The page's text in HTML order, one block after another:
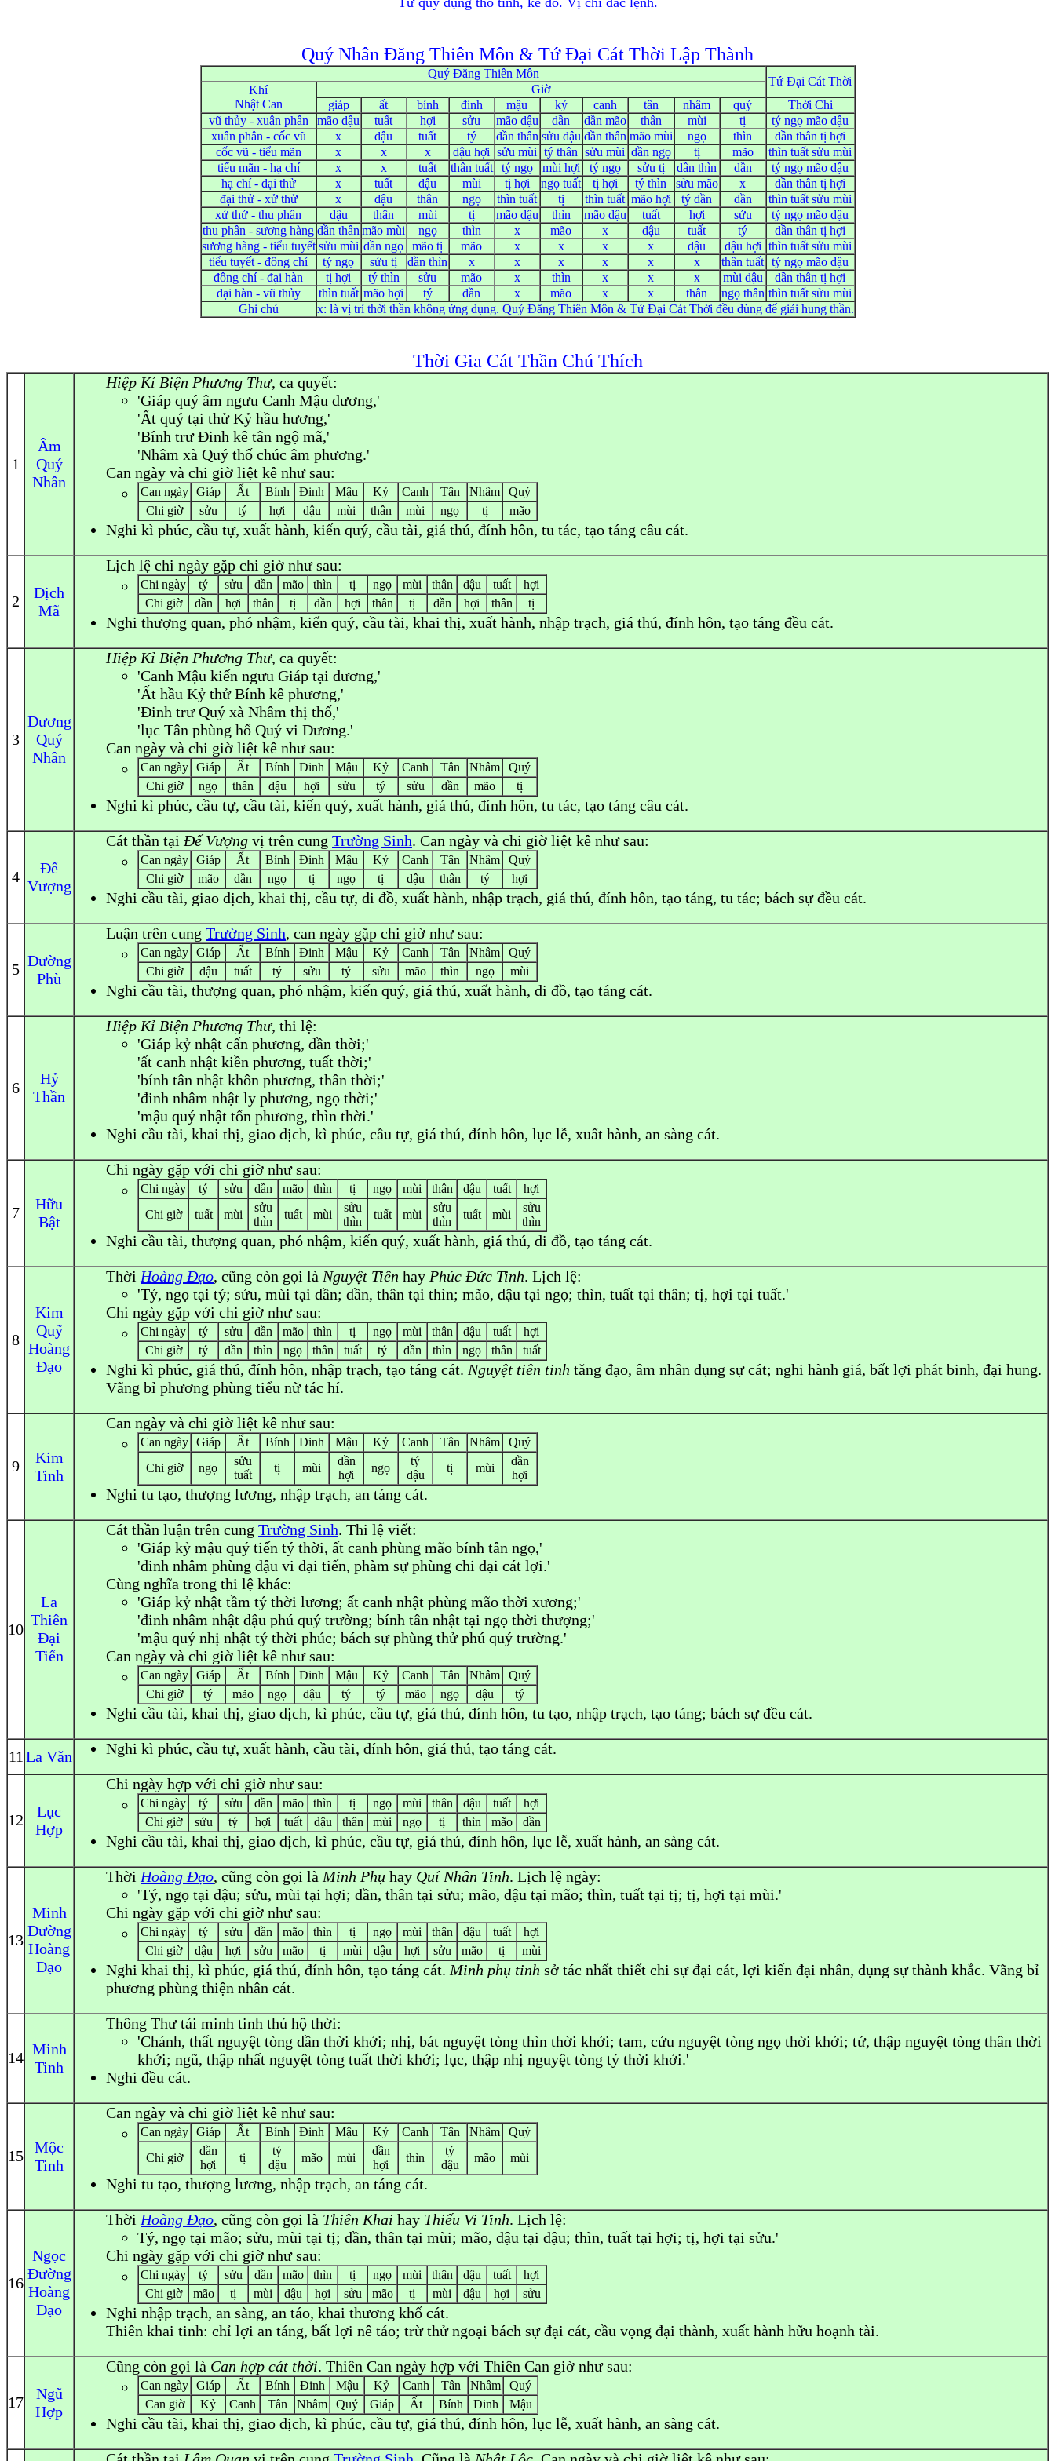
Quý Nhân Đăng Thiên Môn & Tứ Đại Cát Thời Lập Thành
Quý Đăng Thiên Môn
Tứ Đại Cát Thời
Khí
Nhật Can
Giờ
giáp
ất bính đinh mậu kỷ canh tân nhâm quý
Thời Chi
vũ thủy - xuân phân
mão dậu tuất hợi sửu mão dậu dần dần mão thân mùi tị
tý ngọ mão dậu
xuân phân - cốc vũ
x dậu tuất tý dần thân sửu dậu dần thân mão mùi ngọ thìn
dần thân tị hợi
cốc vũ - tiểu mãn
x x x dậu hợi sửu mùi tý thân sửu mùi dần ngọ tị mão
thìn tuất sửu mùi
tiểu mãn - hạ chí
x x tuất thân tuất tý ngọ mùi hợi tý ngọ sửu tị dần thìn dần
tý ngọ mão dậu
hạ chí - đại thử
x tuất dậu mùi tị hợi ngọ tuất tị hợi tý thìn sửu mão x
dần thân tị hợi
đại thử - xử thử
x dậu thân ngọ thìn tuất tị thìn tuất mão hợi tý dần dần
thìn tuất sửu mùi
xử thử - thu phân
dậu thân mùi tị mão dậu thìn mão dậu tuất hợi sửu
tý ngọ mão dậu
thu phân - sương hàng dần thân mão mùi ngọ thìn x mão x dậu tuất tý
dần thân tị hợi
sương hàng - tiểu tuyết sửu mùi dần ngọ mão tị mão x x x x dậu dậu hợi thìn tuất sửu mùi
tiểu tuyết - đông chí
tý ngọ sửu tị dần thìn x x x x x x thân tuất tý ngọ mão dậu
đông chí - đại hàn
tị hợi tý thìn sửu mão x thìn x x x mùi dậu
dần thân tị hợi
đại hàn - vũ thủy
thìn tuất mão hợi tý dần x mão x x thân ngọ thân thìn tuất sửu mùi
Ghi chú
x: là vị trí thời thần không ứng dụng. Quý Đăng Thiên Môn & Tứ Đại Cát Thời đều dùng để giải hung thần.
Thời Gia Cát Thần Chú Thích
1
Âm
Quý
Nhân
Hiệp Kỉ Biện Phương Thư, ca quyết:
'Giáp quý âm ngưu Canh Mậu dương,'
'Ất quý tại thử Kỷ hầu hương,'
'Bính trư Đinh kê tân ngộ mã,'
'Nhâm xà Quý thố chúc âm phương.'
Can ngày và chi giờ liệt kê như sau:
Can ngày Giáp Ất Bính Đinh Mậu Kỷ Canh Tân Nhâm
Quý
Chi giờ
sửu tý hợi dậu mùi thân mùi ngọ tị mão
Nghi kì phúc, cầu tự, xuất hành, kiến quý, cầu tài, giá thú, đính hôn, tu tác, tạo táng câu cát.
2
Dịch
Mã
Lịch lệ chi ngày gặp chi giờ như sau:
Chi ngày tý sửu dần mão thìn tị ngọ mùi thân dậu tuất
hợi
Chi giờ
dần hợi thân tị dần hợi thân tị dần hợi thân tị
Nghi thượng quan, phó nhậm, kiến quý, cầu tài, khai thị, xuất hành, nhập trạch, giá thú, đính hôn, tạo táng đều cát.
3
Dương
Quý
Nhân
Hiệp Kỉ Biện Phương Thư, ca quyết:
'Canh Mậu kiến ngưu Giáp tại dương,'
'Ất hầu Kỷ thử Bính kê phương,'
'Đinh trư Quý xà Nhâm thị thố,'
'lục Tân phùng hổ Quý vi Dương.'
Can ngày và chi giờ liệt kê như sau:
Can ngày Giáp Ất Bính Đinh Mậu Kỷ Canh Tân Nhâm
Quý
Chi giờ
ngọ thân dậu hợi sửu tý sửu dần mão tị
Nghi kì phúc, cầu tự, cầu tài, kiến quý, xuất hành, giá thú, đính hôn, tu tác, tạo táng câu cát.
4
Đế
Vượng
Cát thần tại Đế Vượng vị trên cung Trường Sinh. Can ngày và chi giờ liệt kê như sau:
Can ngày Giáp Ất Bính Đinh Mậu Kỷ Canh Tân Nhâm
Quý
Chi giờ
mão dần ngọ tị ngọ tị dậu thân tý hợi
Nghi cầu tài, giao dịch, khai thị, cầu tự, di đồ, xuất hành, nhập trạch, giá thú, đính hôn, tạo táng, tu tác; bách sự đều cát.
5 Đường
Phù
Luận trên cung Trường Sinh, can ngày gặp chi giờ như sau:
Can ngày Giáp Ất Bính Đinh Mậu Kỷ Canh Tân Nhâm
Quý
Chi giờ
dậu tuất tý sửu tý sửu mão thìn ngọ mùi
Nghi cầu tài, thượng quan, phó nhậm, kiến quý, giá thú, xuất hành, di đồ, tạo táng cát.
6
Hỷ
Thần
Hiệp Kỉ Biện Phương Thư, thi lệ:
'Giáp kỷ nhật cấn phương, dần thời;'
'ất canh nhật kiền phương, tuất thời;'
'bính tân nhật khôn phương, thân thời;'
'đinh nhâm nhật ly phương, ngọ thời;'
'mậu quý nhật tốn phương, thìn thời.'
Nghi cầu tài, khai thị, giao dịch, kì phúc, cầu tự, giá thú, đính hôn, lục lễ, xuất hành, an sàng cát.
7
Hữu
Bật
Chi ngày gặp với chi giờ như sau:
Chi ngày tý sửu dần mão thìn tị ngọ mùi thân dậu tuất
hợi
Chi giờ
tuất mùi
sửu
thìn
tuất mùi
sửu
thìn
tuất mùi
sửu
thìn
tuất mùi
sửu
thìn
Nghi cầu tài, thượng quan, phó nhậm, kiến quý, xuất hành, giá thú, di đồ, tạo táng cát.
8
Kim
Quỹ
Hoàng
Đạo
Thời Hoàng Đạo, cũng còn gọi là Nguyệt Tiên hay Phúc Đức Tinh. Lịch lệ:
'Tý, ngọ tại tý; sửu, mùi tại dần; dần, thân tại thìn; mão, dậu tại ngọ; thìn, tuất tại thân; tị, hợi tại tuất.'
Chi ngày gặp với chi giờ như sau:
Chi ngày tý sửu dần mão thìn tị ngọ mùi thân dậu tuất
hợi
Chi giờ
tý dần thìn ngọ thân tuất tý dần thìn ngọ thân tuất
Nghi kì phúc, giá thú, đính hôn, nhập trạch, tạo táng cát. Nguyệt tiên tinh tăng đạo, âm nhân dụng sự cát; nghi hành giá, bất lợi phát binh, đại hung.
Vãng bỉ phương phùng tiểu nữ tác hí.
9
Kim
Tinh
Can ngày và chi giờ liệt kê như sau:
Can ngày Giáp Ất Bính Đinh Mậu Kỷ Canh Tân Nhâm
Quý
Chi giờ
ngọ
sửu
tuất
tị mùi
dần
hợi
ngọ
tý
dậu
tị mùi
dần
hợi
Nghi tu tạo, thượng lương, nhập trạch, an táng cát.
10
La
Thiên
Đại
Tiến
Cát thần luận trên cung Trường Sinh. Thi lệ viết:
'Giáp kỷ mậu quý tiến tý thời, ất canh phùng mão bính tân ngọ,'
'đinh nhâm phùng dậu vi đại tiến, phàm sự phùng chi đại cát lợi.'
Cùng nghĩa trong thi lệ khác:
'Giáp kỷ nhật tầm tý thời lương; ất canh nhật phùng mão thời xương;'
'đinh nhâm nhật dậu phú quý trường; bính tân nhật tại ngọ thời thượng;'
'mậu quý nhị nhật tý thời phúc; bách sự phùng thử phú quý trường.'
Can ngày và chi giờ liệt kê như sau:
Can ngày Giáp Ất Bính Đinh Mậu Kỷ Canh Tân Nhâm
Quý
Chi giờ
tý mão ngọ dậu tý tý mão ngọ dậu tý
Nghi cầu tài, khai thị, giao dịch, kì phúc, cầu tự, giá thú, đính hôn, tu tạo, nhập trạch, tạo táng; bách sự đều cát.
11 La Văn Nghi kì phúc, cầu tự, xuất hành, cầu tài, đính hôn, giá thú, tạo táng cát.
12
Lục
Hợp
Chi ngày hợp với chi giờ như sau:
Chi ngày tý sửu dần mão thìn tị ngọ mùi thân dậu tuất
hợi
Chi giờ
sửu tý hợi tuất dậu thân mùi ngọ tị thìn mão dần
Nghi cầu tài, khai thị, giao dịch, kì phúc, cầu tự, giá thú, đính hôn, lục lễ, xuất hành, an sàng cát.
13
Minh
Đường
Hoàng
Đạo
Thời Hoàng Đạo, cũng còn gọi là Minh Phụ hay Quí Nhân Tinh. Lịch lệ ngày:
'Tý, ngọ tại dậu; sửu, mùi tại hợi; dần, thân tại sửu; mão, dậu tại mão; thìn, tuất tại tị; tị, hợi tại mùi.'
Chi ngày gặp với chi giờ như sau:
Chi ngày tý sửu dần mão thìn tị ngọ mùi thân dậu tuất
hợi
Chi giờ
dậu hợi sửu mão tị mùi dậu hợi sửu mão tị mùi
Nghi khai thị, kì phúc, giá thú, đính hôn, tạo táng cát. Minh phụ tinh sở tác nhất thiết chi sự đại cát, lợi kiến đại nhân, dụng sự thành khắc. Vãng bỉ
phương phùng thiện nhân cát.
14 Minh
Tinh
Thông Thư tải minh tinh thủ hộ thời:
'Chánh, thất nguyệt tòng dần thời khởi; nhị, bát nguyệt tòng thìn thời khởi; tam, cửu nguyệt tòng ngọ thời khởi; tứ, thập nguyệt tòng thân thời
khởi; ngũ, thập nhất nguyệt tòng tuất thời khởi; lục, thập nhị nguyệt tòng tý thời khởi.'
Nghi đều cát.
15
Mộc
Tinh
Can ngày và chi giờ liệt kê như sau:
Can ngày Giáp Ất Bính Đinh Mậu Kỷ Canh Tân Nhâm
Quý
Chi giờ
dần
hợi
tị
tý
dậu
mão mùi
dần
hợi
thìn
tý
dậu
mão mùi
Nghi tu tạo, thượng lương, nhập trạch, an táng cát.
16
Ngọc
Đường
Hoàng
Đạo
Thời Hoàng Đạo, cũng còn gọi là Thiên Khai hay Thiếu Vi Tinh. Lịch lệ:
Tý, ngọ tại mão; sửu, mùi tại tị; dần, thân tại mùi; mão, dậu tại dậu; thìn, tuất tại hợi; tị, hợi tại sửu.'
Chi ngày gặp với chi giờ như sau:
Chi ngày tý sửu dần mão thìn tị ngọ mùi thân dậu tuất
hợi
Chi giờ
mão tị mùi dậu hợi sửu mão tị mùi dậu hợi sửu
Nghi nhập trạch, an sàng, an táo, khai thương khố cát.
Thiên khai tinh: chỉ lợi an táng, bất lợi nê táo; trừ thử ngoại bách sự đại cát, cầu vọng đại thành, xuất hành hữu hoạnh tài.
17
Ngũ
Hợp
Cũng còn gọi là Can hợp cát thời. Thiên Can ngày hợp với Thiên Can giờ như sau:
Can ngày Giáp Ất Bính Đinh Mậu Kỷ Canh Tân Nhâm
Quý
Can giờ
Kỷ Canh Tân Nhâm Quý Giáp Ất Bính Đinh Mậu
Nghi cầu tài, khai thị, giao dịch, kì phúc, cầu tự, giá thú, đính hôn, lục lễ, xuất hành, an sàng cát.